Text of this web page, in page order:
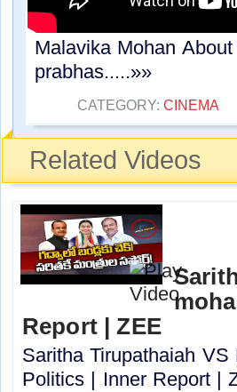
Malavika Mohan
prabhas.....»»
CATEGORY:CINEMA
Related Videos
Report | ZEE
Saritha Tirupathaiah
Politics | Inner Report |